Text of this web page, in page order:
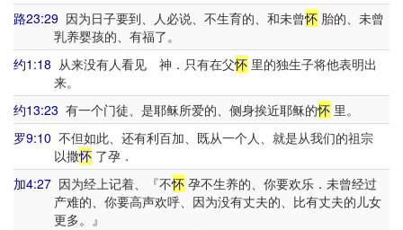
路23:29 因为日子要到、人必说、不生育的、和未曾怀 胎的、未曾
乳养婴孩的、有福了。
约1:18 从来没有人看见 神．只有在父怀 里的独生子将他表明出
来。
约13:23 有一个门徒、是耶稣所爱的、侧身挨近耶稣的怀 里。
罗9:10 不但如此、还有利百加、既从一个人、就是从我们的祖宗
以撒怀了孕．
加4:27 因为经上记着、『不怀 孕不生养的、你要欢乐．未曾经过
产难的、你要高声欢呼、因为没有丈夫的、比有丈夫的儿女
更多。』